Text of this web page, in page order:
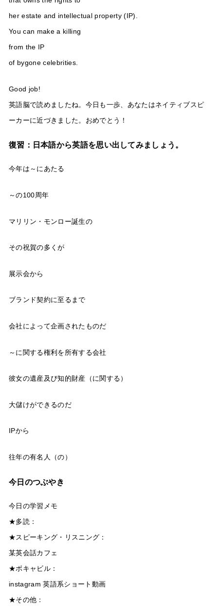
her estate and intellectual property (IP).
You can make a killing
from the IP
of bygone celebrities.
Good job!
英語脳で読めましたね。今日も一歩、あなたはネイティブスピ
ーカーに近づきました。おめでとう！
復習：日本語から英語を思い出してみましょう。
今年は～にあたる
～の100周年
マリリン・モンロー誕生の
その祝賀の多くが
展示会から
ブランド契約に至るまで
会社によって企画されたものだ
～に関する権利を所有する会社
彼女の遺産及び知的財産（に関する）
大儲けができるのだ
IPから
往年の有名人（の）
今日のつぶやき
今日の学習メモ
★多読：
★スピーキング・リスニング：
某英会話カフェ
★ボキャビル：
instagram 英語系ショート動画
★その他：